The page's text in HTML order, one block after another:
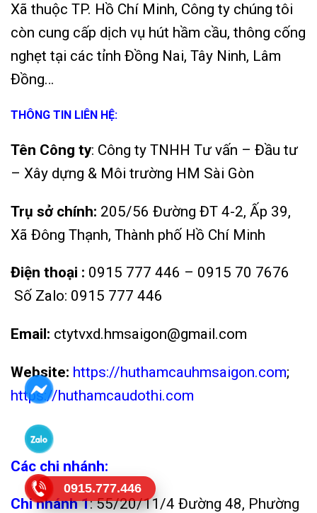
Xã thuộc TP. Hồ Chí Minh, Công ty chúng tôi
còn cung cấp dịch vụ hút hầm cầu, thông cống
nghẹt tại các tỉnh Đồng Nai, Tây Ninh, Lâm
Đồng…
THÔNG TIN LIÊN HỆ:
Tên Công ty: Công ty TNHH Tư vấn – Đầu tư
– Xây dựng & Môi trường HM Sài Gòn
Trụ sở chính: 205/56 Đường ĐT 4-2, Ấp 39,
Xã Đông Thạnh, Thành phố Hồ Chí Minh
Điện thoại : 0915 777 446 – 0915 70 7676
Số Zalo: 0915 777 446
Email: ctytvxd.hmsaigon@gmail.com
Website: https://huthamcauhmsaigon.com;
https://huthamcaudothi.com
Các chi nhánh:
Chi nhánh 1: 55/20/11/4 Đường 48, Phường
0915.777.446